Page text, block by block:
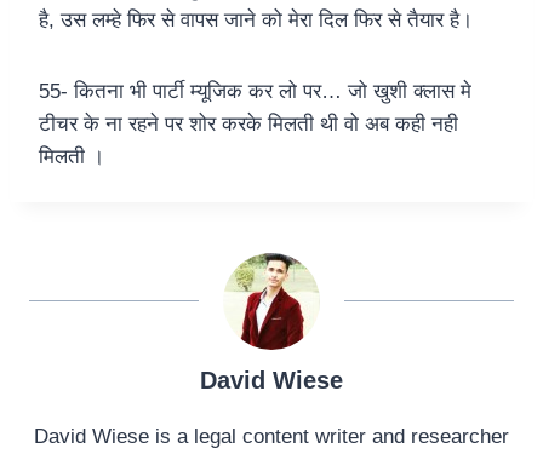
है, उस लम्हे फिर से वापस जाने को मेरा दिल फिर से तैयार है।
55- कितना भी पार्टी म्यूजिक कर लो पर… जो खुशी क्लास मे
टीचर के ना रहने पर शोर करके मिलती थी वो अब कही नही
मिलती ।
David Wiese
David Wiese is a legal content writer and researcher